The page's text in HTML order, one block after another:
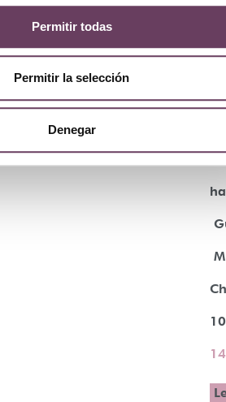
Permitir todas
Permitir la selección
Denegar